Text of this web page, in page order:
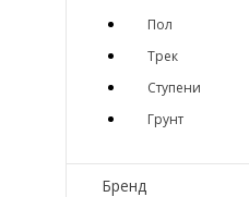
Пол
Трек
Ступени
Грунт
Бренд